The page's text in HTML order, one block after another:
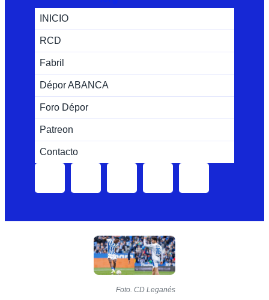
INICIO
RCD
Fabril
Dépor ABANCA
Foro Dépor
Patreon
Contacto
Foto. CD Leganés